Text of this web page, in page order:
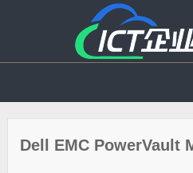
Dell EMC PowerVault